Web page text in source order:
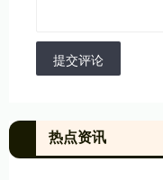
提交评论
热点资讯